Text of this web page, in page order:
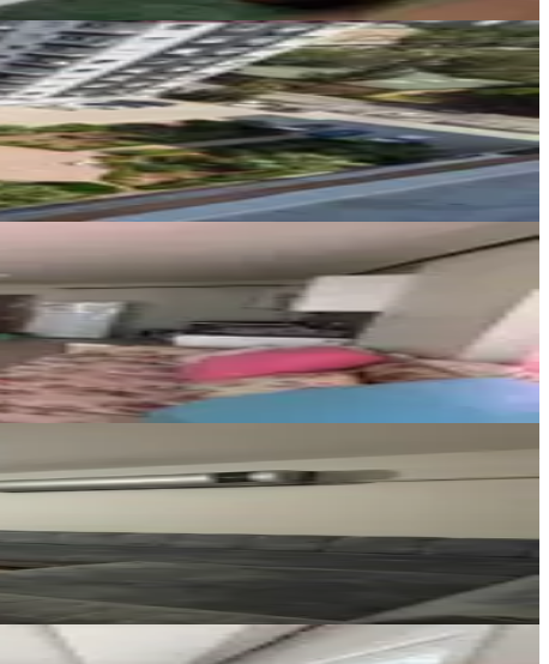
AMAÇ GAYRİMENKULFEDAYİ CANKURT
Ara
As Ada GayrimenkulCENNET YÜCEL
Ara
As Ada Gayrimenkulberke postallı